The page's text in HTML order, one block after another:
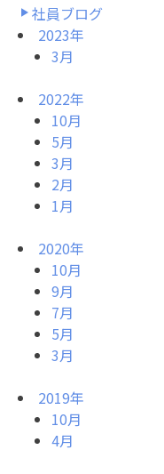
社員ブログ
2023年
3月
2022年
10月
5月
3月
2月
1月
2020年
10月
9月
7月
5月
3月
2019年
10月
4月